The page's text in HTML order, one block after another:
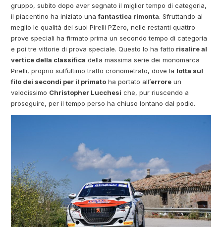
gruppo, subito dopo aver segnato il miglior tempo di categoria,
il piacentino ha iniziato unafantastica rimonta. Sfruttando al
meglio le qualità dei suoi Pirelli PZero, nelle restanti quattro
prove speciali ha firmato prima un secondo tempo di categoria
e poi tre vittorie di prova speciale. Questo lo ha fatto risalire al
vertice della classifica della massima serie dei monomarca
Pirelli, proprio sull’ultimo tratto cronometrato, dove la lotta sul
filo dei secondi per il primato ha portato all’errore un
velocissimo Christopher Lucchesi che, pur riuscendo a
proseguire, per il tempo perso ha chiuso lontano dal podio.